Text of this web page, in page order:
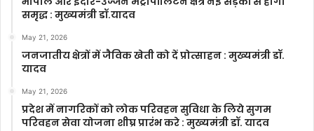
समृद्ध : मुख्यमंत्री डॉ.यादव
May 21, 2026
जनजातीय क्षेत्रों में जैविक खेती को दें प्रोत्साहन : मुख्यमंत्री डॉ.
यादव
May 21, 2026
प्रदेश में नागरिकों को लोक परिवहन सुविधा के लिये सुगम
परिवहन सेवा योजना शीघ्र प्रारंभ करे : मुख्यमंत्री डॉ. यादव